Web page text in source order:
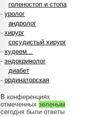
голеностоп и стопа
- уролог
андролог
- хирург
сосудистый хирург
- худеем...
- эндокринолог
диабет
- ординаторская
В конференциях
отмеченных зеленым
сегодня были ответы